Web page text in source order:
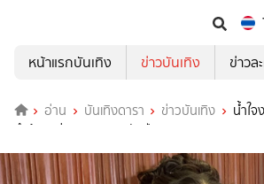
หน้าแรกบันเทิง
ข่าวบันเทิง ข่าวล
อ่าน บันเทิงดารา ข่าวบันเทิง
น้ำใ
ทำข้าวกล่องถวายพระพันปีหลวง